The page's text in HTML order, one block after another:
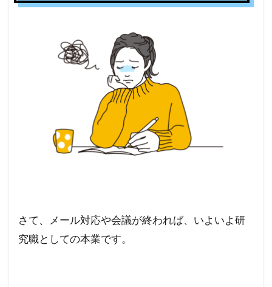
さて、メール対応や会議が終われば、いよいよ研
究職としての本業です。